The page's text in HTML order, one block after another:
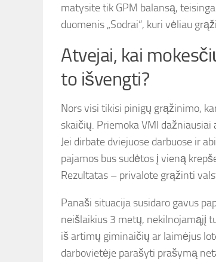
matysite tik GPM balansą,
duomenis „Sodrai“, kuri vėliau
Atvejai, kai
to išvengti?
Nors visi tikisi pinigų grąžinimo,
skaičių. Priemoka VMI
Jei dirbate dviejuose darbuose ir
pajamos bus sudėtos į vieną
Rezultatas – privalote grąžinti
Panaši situacija susidaro gavus
neišlaikius 3 metų, nekilnojamąjį
iš artimų giminaičių ar laimėjus
darbovietėje parašyti prašymą